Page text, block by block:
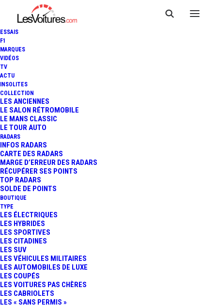
ESSAIS
F1
MARQUES
VIDÉOS
TV
ACTU
INSOLITES
COLLECTION
LES ANCIENNES
LE SALON RÉTROMOBILE
LE MANS CLASSIC
LE TOUR AUTO
RADARS
INFOS RADARS
CARTE DES RADARS
MARGE D’ERREUR DES RADARS
RÉCUPÉRER SES POINTS
TOP RADARS
SOLDE DE POINTS
BOUTIQUE
TYPE
LES ÉLECTRIQUES
LES HYBRIDES
LES SPORTIVES
LES CITADINES
LES SUV
LES VÉHICULES MILITAIRES
LES AUTOMOBILES DE LUXE
LES COUPÉS
LES VOITURES PAS CHÈRES
LES CABRIOLETS
LES « SANS PERMIS »
19 janvier 2018
DAKAR – ETAPE 13 : AL-
ATTIYAH VAINQUEUR,
SAINZ TOUT PRÈS DU
SUCCÈS